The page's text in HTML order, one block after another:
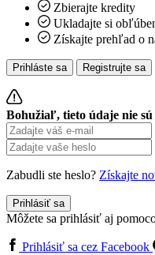
Zbierajte kredity
Ukladajte si
Získajte prehľad o
Prihláste sa Registrujte sa
Bohužiaľ, tieto údaje nie sú
Zabudli ste heslo? Získajte
Prihlásiť sa
Môžete sa prihlásiť aj
Prihlásiť sa cez Facebook